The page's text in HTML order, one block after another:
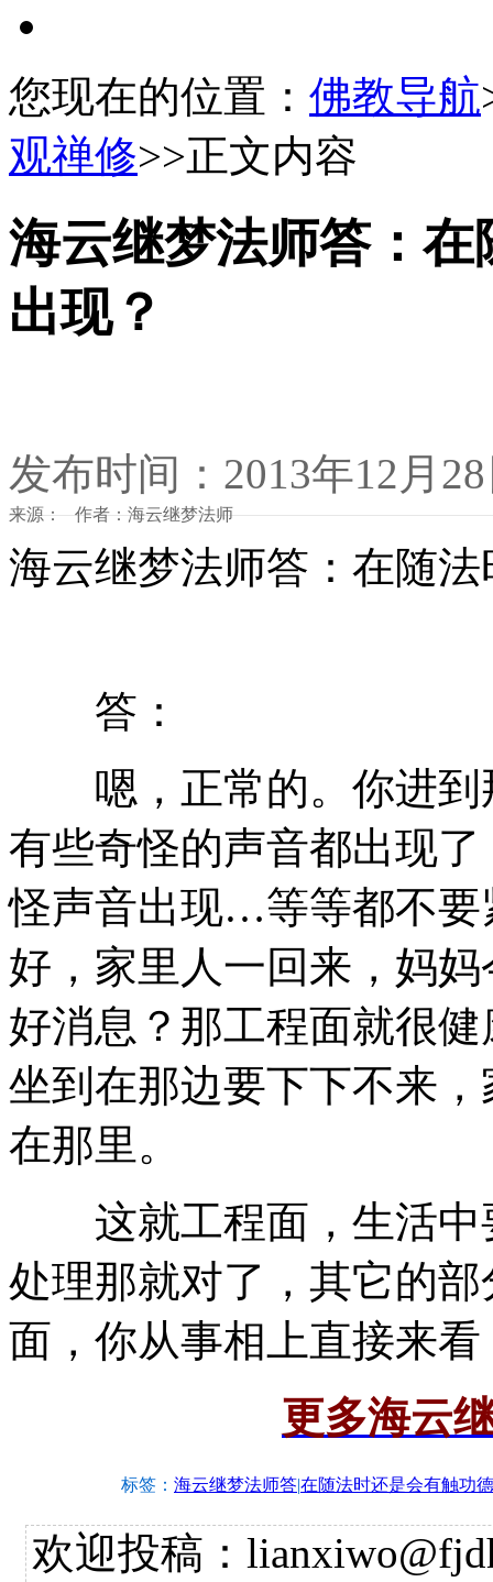
您现在的位置： 佛教导航
观禅修>>正文内容
海云继梦法师答：
出现？
发布时间：2013年12月
来源： 作者：海云继梦法师
海云继梦法师答：在随
答：
嗯，正常的。你进到
有些奇怪的声音都出现
怪声音出现…等等都不要
好，家里人一回来，妈
好消息？那工程面就很
坐到在那边要下下不来
在那里。
这就工程面，生活中
处理那就对了，其它的
面，你从事相上直接来
更多海云
标签： 海云继梦法师答|在随法时还是会有触功
欢迎投稿：